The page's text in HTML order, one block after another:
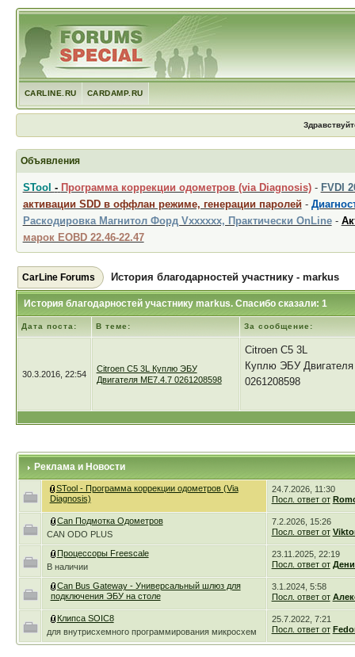
CARLINE.RU CARDAMP.RU
Объявления
STool - Программа коррекции одометров (via Diagnosis)- FVDI
активации SDD в оффлан режиме, генерации паролей -
Раскодировка Магнитол Форд Vxxxxxx, Практически OnLine-
марок EOBD 22.46-22.47
CarLine Forums История благодарностей участнику - markus
История благодарностей участнику markus. Спасибо сказали: 1
Дата поста: В теме: За сообщение:
30.3.2016, 22:54
Citroen C5 3L Куплю ЭБУ
Двигателя ME7.4.7 0261208598
Citroen C5 3L
Куплю ЭБУ
0261208598
можно убитый блок
Реклама и Новости
STool - Программа коррекции одометров (Via
Diagnosis)
24.7.2026, 11:30
Посл. ответ от
Can Подмотка Одометров
CAN ODO PLUS
7.2.2026, 15:26
Посл. ответ от
Процессоры Freescale
В наличии
23.11.2025, 22:19
Посл. ответ от
Can Bus Gateway - Универсальный шлюз для
подключения ЭБУ на столе
3.1.2024, 5:58
Посл. ответ от
Клипса SOIC8
для внутрисхемного программирования микросхем
25.7.2022, 7:21
Посл. ответ от